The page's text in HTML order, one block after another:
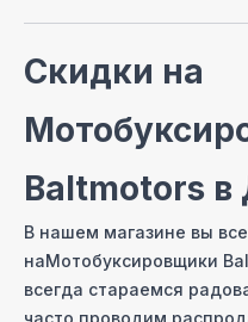
Скидки на
Baltmotors в
В нашем магазине вы
наМотобуксировщики
всегда стараемся
часто проводим